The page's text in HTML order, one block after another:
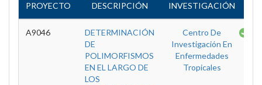
PROYECTO
DESCRIPCIÓN
INVESTIGACIÓN
A9046
DETERMINACIÓN
DE
POLIMORFISMOS
EN EL LARGO DE
LOS
Centro De
Investigación En
Enfermedades
Tropicales